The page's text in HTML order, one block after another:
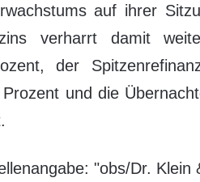
auf ihrer
verharrt damit
der
und die